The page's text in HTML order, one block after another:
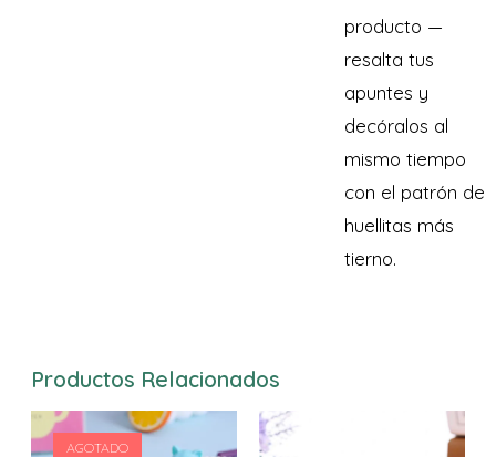
producto —
resalta tus
apuntes y
decóralos al
mismo tiempo
con el patrón de
huellitas más
tierno.
Productos Relacionados
AGOTADO